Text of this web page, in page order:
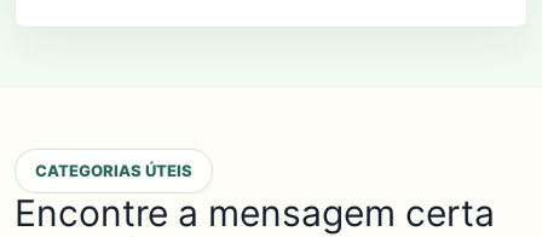
CATEGORIAS ÚTEIS
Encontre a mensagem certa